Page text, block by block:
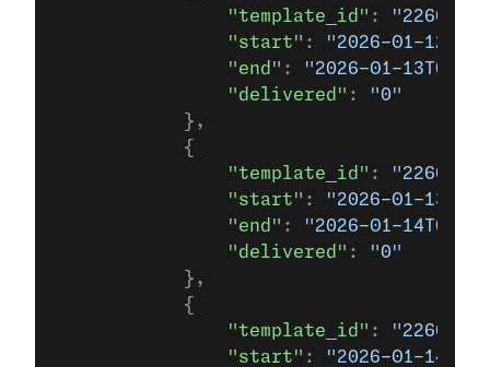
                "template_id"
:
                "start"
:
"2026-01-
                "end"
:
"2026-01-
                "delivered"
:
"0"
            },
            {
                "template_id"
:
                "start"
:
"2026-01-
                "end"
:
"2026-01-
                "delivered"
:
"0"
            },
            {
                "template_id"
:
                "start"
:
"2026-01-